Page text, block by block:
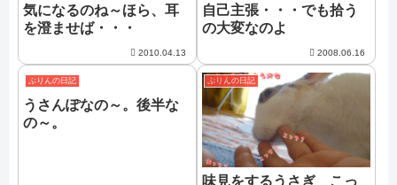
気になるのね～ほら、耳
を澄ませば・・・
2010.04.13
自己主張・・・でも拾う
の大変なのよ
2008.06.16
ぷりんの日記
うさんぽなの～。後半な
の～。
ぷりんの日記
味見をするうさぎ こっ